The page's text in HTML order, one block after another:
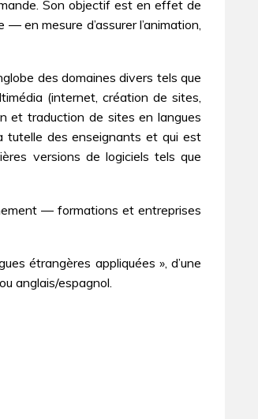
Son objectif est en effet de
en mesure d’assurer l’animation,
des domaines divers tels que
(internet, création de sites,
et traduction de sites en langues
tutelle des enseignants et qui est
versions de logiciels tels que
― formations et entreprises
étrangères appliquées », d’une
anglais/espagnol.